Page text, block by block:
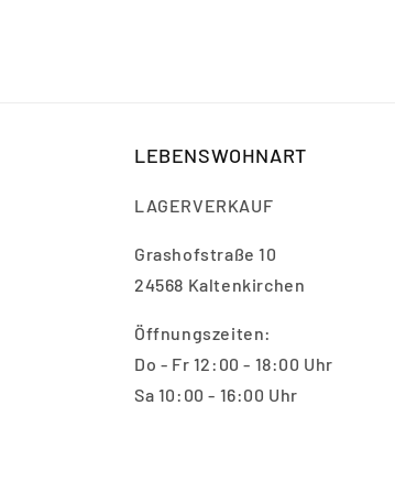
LEBENSWOHNART
LAGERVERKAUF
Grashofstraße 10
24568 Kaltenkirchen
Öffnungszeiten:
Do - Fr 12:00 - 18:00 Uhr
Sa 10:00 - 16:00 Uhr